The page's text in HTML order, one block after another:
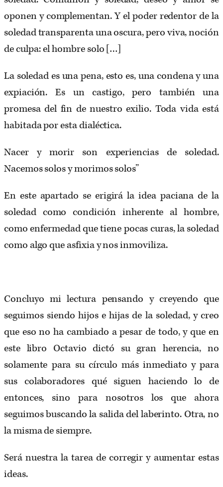
oponen y complementan. Y el poder redentor de la
soledad transparenta una oscura, pero viva, noción
de culpa: el hombre solo […]
La soledad es una pena, esto es, una condena y una
expiación. Es un castigo, pero también una
promesa del fin de nuestro exilio. Toda vida está
habitada por esta dialéctica.
Nacer y morir son experiencias de soledad.
Nacemos solos y morimos solos”
En este apartado se erigirá la idea paciana de la
soledad como condición inherente al hombre,
como enfermedad que tiene pocas curas, la soledad
como algo que asfixia y nos inmoviliza.
Concluyo mi lectura pensando y creyendo que
seguimos siendo hijos e hijas de la soledad, y creo
que eso no ha cambiado a pesar de todo, y que en
este libro Octavio dictó su gran herencia, no
solamente para su círculo más inmediato y para
sus colaboradores qué siguen haciendo lo de
entonces, sino para nosotros los que ahora
seguimos buscando la salida del laberinto. Otra, no
la misma de siempre.
Será nuestra la tarea de corregir y aumentar estas
ideas.